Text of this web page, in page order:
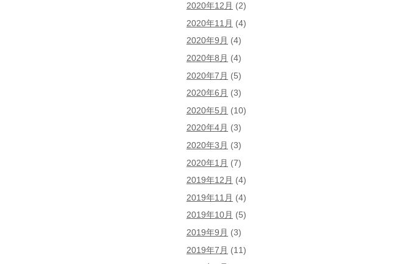
2020年12月 (2)
2020年11月 (4)
2020年9月 (4)
2020年8月 (4)
2020年7月 (5)
2020年6月 (3)
2020年5月 (10)
2020年4月 (3)
2020年3月 (3)
2020年1月 (7)
2019年12月 (4)
2019年11月 (4)
2019年10月 (5)
2019年9月 (3)
2019年7月 (11)